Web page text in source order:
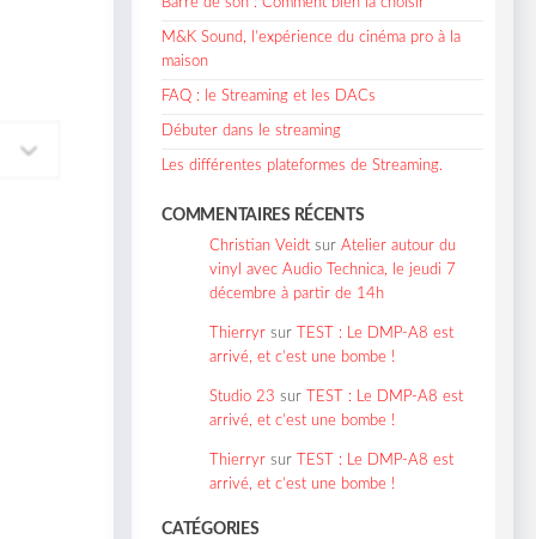
M&K Sound, l’expérience du cinéma pro à la
maison
FAQ : le Streaming et les DACs
Débuter dans le streaming
Les différentes plateformes de Streaming.
COMMENTAIRES RÉCENTS
Christian Veidt surAtelier autour du
vinyl avec Audio Technica, le jeudi 7
décembre à partir de 14h
Thierryr sur
TEST : Le DMP-A8 est
arrivé, et c’est une bombe !
Studio 23 sur
TEST : Le DMP-A8 est
arrivé, et c’est une bombe !
Thierryr sur
TEST : Le DMP-A8 est
arrivé, et c’est une bombe !
CATÉGORIES